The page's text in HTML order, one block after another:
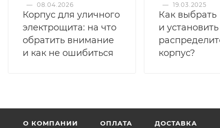
— 08.04.2026
Корпус для уличного
электрощита: на что
обратить внимание
и как не ошибиться
— 19.03.2025
Как выбрать
и установить
корпус?
О КОМПАНИИ ОПЛАТА ДОСТАВКА